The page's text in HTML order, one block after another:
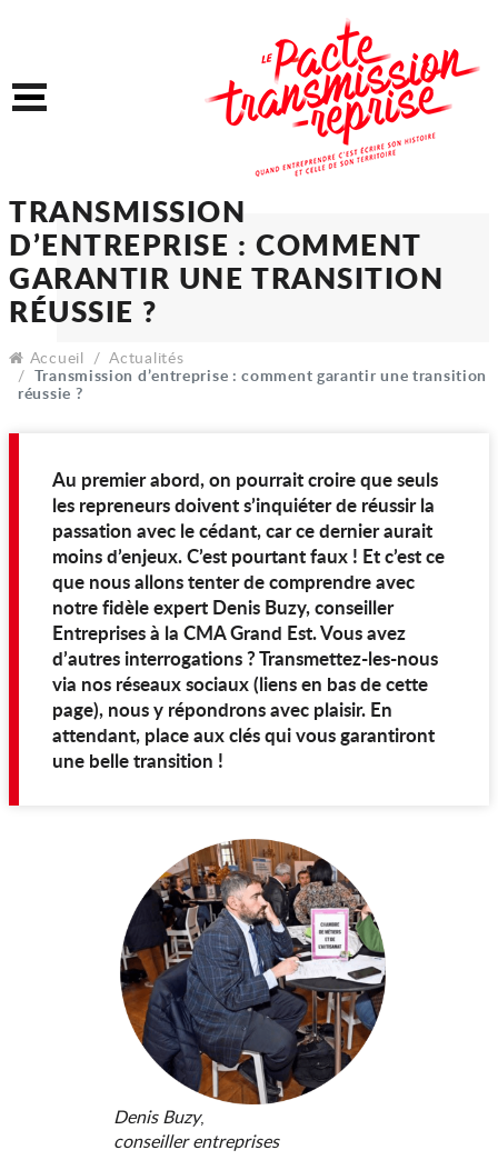
Menu
TRANSMISSION
D’ENTREPRISE :
GARANTIR UNE
RÉUSSIE ?
Accueil
Actualités
Transmission d’entreprise : comment garantir une transition
réussie ?
Au premier abord, on pourrait croire que seuls
les repreneurs doivent s’inquiéter de réussir la
passation avec le cédant, car ce dernier aurait
moins d’enjeux. C’est pourtant faux ! Et c’est ce
que nous allons tenter de comprendre avec
notre fidèle expert Denis Buzy, conseiller
Entreprises à la CMA Grand Est. Vous avez
d’autres interrogations ? Transmettez-les-nous
via nos réseaux sociaux (liens en bas de cette
page), nous y répondrons avec plaisir. En
attendant, place aux clés qui vous garantiront
une belle transition !
Denis Buzy,
conseiller entreprises